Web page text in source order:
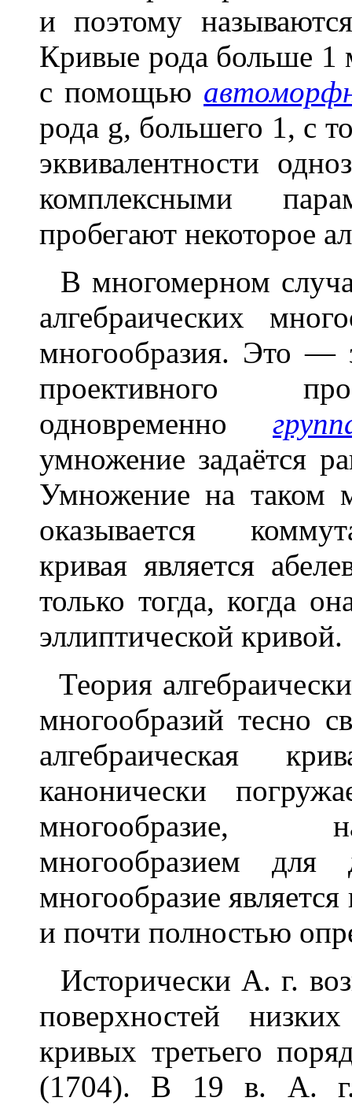
и поэтому
Кривые рода больше 1
с помощью
рода g, большего 1, с
эквивалентности
комплексными
пробегают некоторое
В многомерном
алгебраических
многообразия. Это —
проективного
одновременно
умножение задаётся
Умножение на таком
оказывается
кривая является
только тогда, когда
эллиптической кривой.
Теория
многообразий тесно
алгебраическая
канонически
многообразие,
многообразием для
многообразие
и почти полностью
Исторически А. г.
поверхностей
кривых третьего
(1704). В 19 в. А. г.